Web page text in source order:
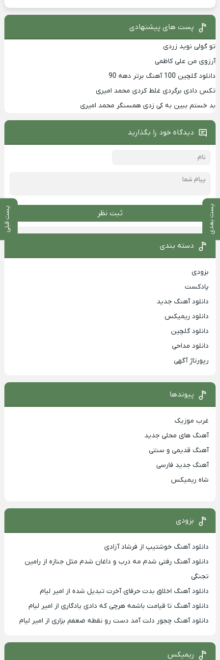
پست بعدی پست قبلی
پست های پیشنهادی
تو گولی نوید زردی
آرزوی من علی کاظمی
دانلود گلچین 100 آهنگ برتر دهه 90
تکس دادی برگردی غلط کردی محمد امیری
بد خستم ببین به کی زدی همسنگر محمد امیری
دیدگاه خود را بگذارید
ثبت نظر
دسته بندی
بزودی
پادکست
دانلود آهنگ جدید
دانلود ریمیکس
دانلود گلچین
دانلود مداحی
رپورتاژ آگهی
پیوندها
غرب موزیک
آهنگ های محلی جدید
آهنگ قدیمی و سنتی
آهنگ جدید فارسی
شاه ریمیکس
بزودی
دانلود آهنگ خوشتیپ از فرشاد آزادی
دانلود آهنگ رفتی شدم مه درب و داغان شدم مثل جنازه از رامین
تجنگی
دانلود آهنگ اخلاق بدت حرفای آخرت تبدیل شده از امیر لیام
دانلود آهنگ تا قیامت باشمه هرچی که دادی یادگاری از امیر لیام
دانلود آهنگ چجور دلت آمد دست رو نقطه ضعفم بزاری از امیر لیام
ریمیکس